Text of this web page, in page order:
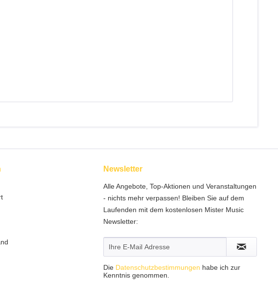
Newsletter
Alle Angebote, Top-Aktionen und Veranstaltungen
- nichts mehr verpassen! Bleiben Sie auf dem
Laufenden mit dem kostenlosen Mister Music
Newsletter:
Die Datenschutzbestimmungen habe ich zur
Kenntnis genommen.